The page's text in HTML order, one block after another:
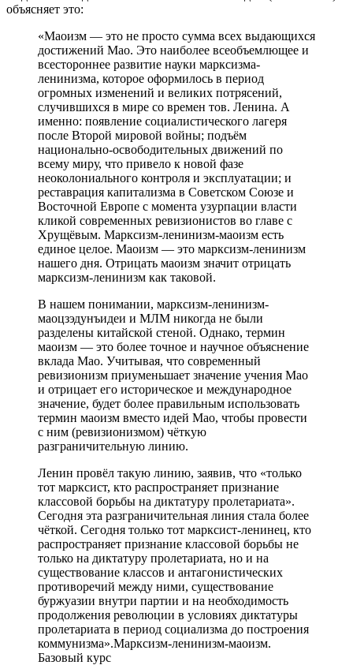
объясняет это:
«Маоизм — это не просто сумма всех выдающихся
достижений Мао. Это наиболее всеобъемлющее и
всестороннее развитие науки марксизма-
ленинизма, которое оформилось в период
огромных изменений и великих потрясений,
случившихся в мире со времен тов. Ленина. А
именно: появление социалистического лагеря
после Второй мировой войны; подъём
национально-освободительных движений по
всему миру, что привело к новой фазе
неоколониального контроля и эксплуатации; и
реставрация капитализма в Советском Союзе и
Восточной Европе с момента узурпации власти
кликой современных ревизионистов во главе с
Хрущёвым. Марксизм-ленинизм-маоизм есть
единое целое. Маоизм — это марксизм-ленинизм
нашего дня. Отрицать маоизм значит отрицать
марксизм-ленинизм как таковой.
В нашем понимании, марксизм-ленинизм-
маоцзэдунъидеи и МЛМ никогда не были
разделены китайской стеной. Однако, термин
маоизм — это более точное и научное объяснение
вклада Мао. Учитывая, что современный
ревизионизм приуменьшает значение учения Мао
и отрицает его историческое и международное
значение, будет более правильным использовать
термин маоизм вместо идей Мао, чтобы провести
с ним (ревизионизмом) чёткую
разграничительную линию.
Ленин провёл такую линию, заявив, что «только
тот марксист, кто распространяет признание
классовой борьбы на диктатуру пролетариата».
Сегодня эта разграничительная линия стала более
чёткой. Сегодня только тот марксист-ленинец, кто
распространяет признание классовой борьбы не
только на диктатуру пролетариата, но и на
существование классов и антагонистических
противоречий между ними, существование
буржуазии внутри партии и на необходимость
продолжения революции в условиях диктатуры
пролетариата в период социализма до построения
коммунизма».Марксизм-ленинизм-маоизм.
Базовый курс